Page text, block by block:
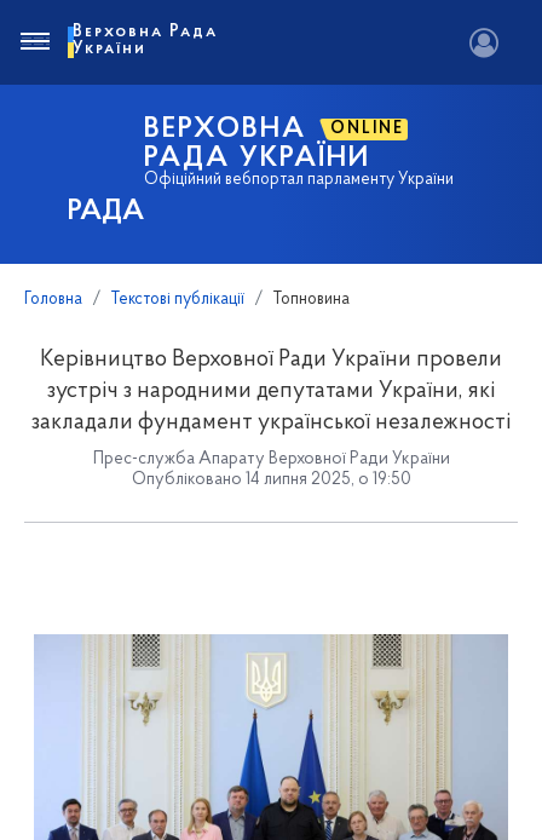
РАДА
ВЕРХОВНА ONLINE
РАДА УКРАЇНИ
Офіційний вебпортал парламенту України
Верховна Рада
України
Головна Текстові публікації Топновина
Керівництво Верховної Ради України провели
зустріч з народними депутатами України, які
закладали фундамент української незалежності
Прес-служба Апарату Верховної Ради України
Опубліковано 14 липня 2025, о 19:50